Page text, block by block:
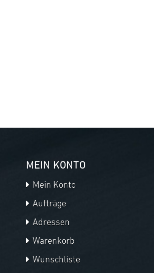
MEIN KONTO
Mein Konto
Aufträge
Adressen
Warenkorb
Wunschliste